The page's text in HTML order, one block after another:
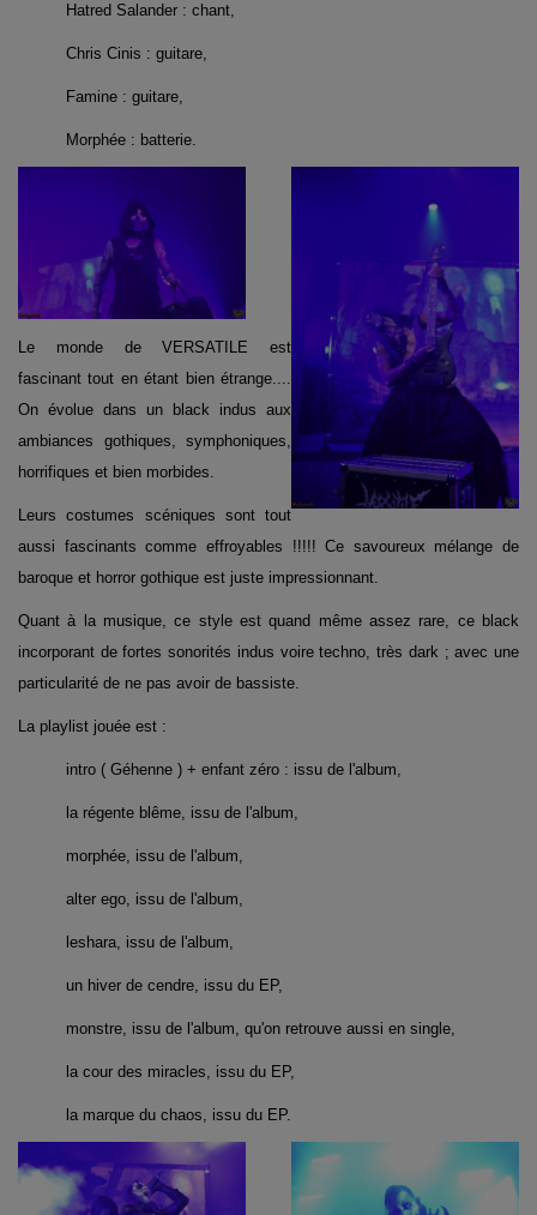
Hatred Salander : chant,
Chris Cinis : guitare,
Famine : guitare,
Morphée : batterie.
Le monde de VERSATILE est
fascinant tout en étant bien étrange....
On évolue dans un black indus aux
ambiances gothiques, symphoniques,
horrifiques et bien morbides.
Leurs costumes scéniques sont tout
aussi fascinants comme effroyables !!!!! Ce savoureux mélange de
baroque et horror gothique est juste impressionnant.
Quant à la musique, ce style est quand même assez rare, ce black
incorporant de fortes sonorités indus voire techno, très dark ; avec une
particularité de ne pas avoir de bassiste.
La playlist jouée est :
intro ( Géhenne ) + enfant zéro : issu de l'album,
la régente blême, issu de l'album,
morphée, issu de l'album,
alter ego, issu de l'album,
leshara, issu de l'album,
un hiver de cendre, issu du EP,
monstre, issu de l'album, qu'on retrouve aussi en single,
la cour des miracles, issu du EP,
la marque du chaos, issu du EP.